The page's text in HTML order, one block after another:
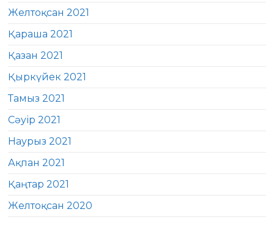
Желтоқсан 2021
Қараша 2021
Қазан 2021
Қыркүйек 2021
Тамыз 2021
Сәуір 2021
Наурыз 2021
Ақпан 2021
Қаңтар 2021
Желтоқсан 2020